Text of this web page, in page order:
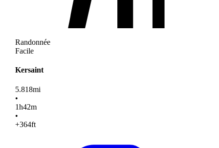
Randonnée
Facile
Kersaint
5.818mi
•
1h42m
•
+364ft